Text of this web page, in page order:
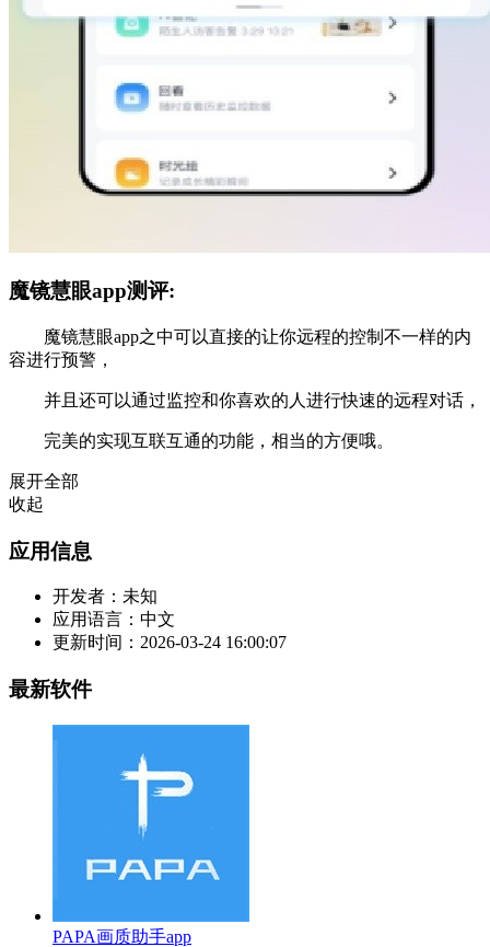
魔镜慧眼app测评:
魔镜慧眼app之中可以直接的让你远程的控制不一样的内
容进行预警，
并且还可以通过监控和你喜欢的人进行快速的远程对话，
完美的实现互联互通的功能，相当的方便哦。
展开全部
收起
应用信息
开发者： 未知
应用语言： 中文
更新时间： 2026-03-24 16:00:07
最新软件
PAPA画质助手app